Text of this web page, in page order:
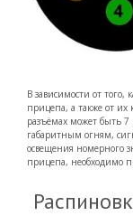
В зависимости от
прицепа, а также от их
разъёмах может быть 7
габаритным огням,
освещения номерного
прицепа, необходимо